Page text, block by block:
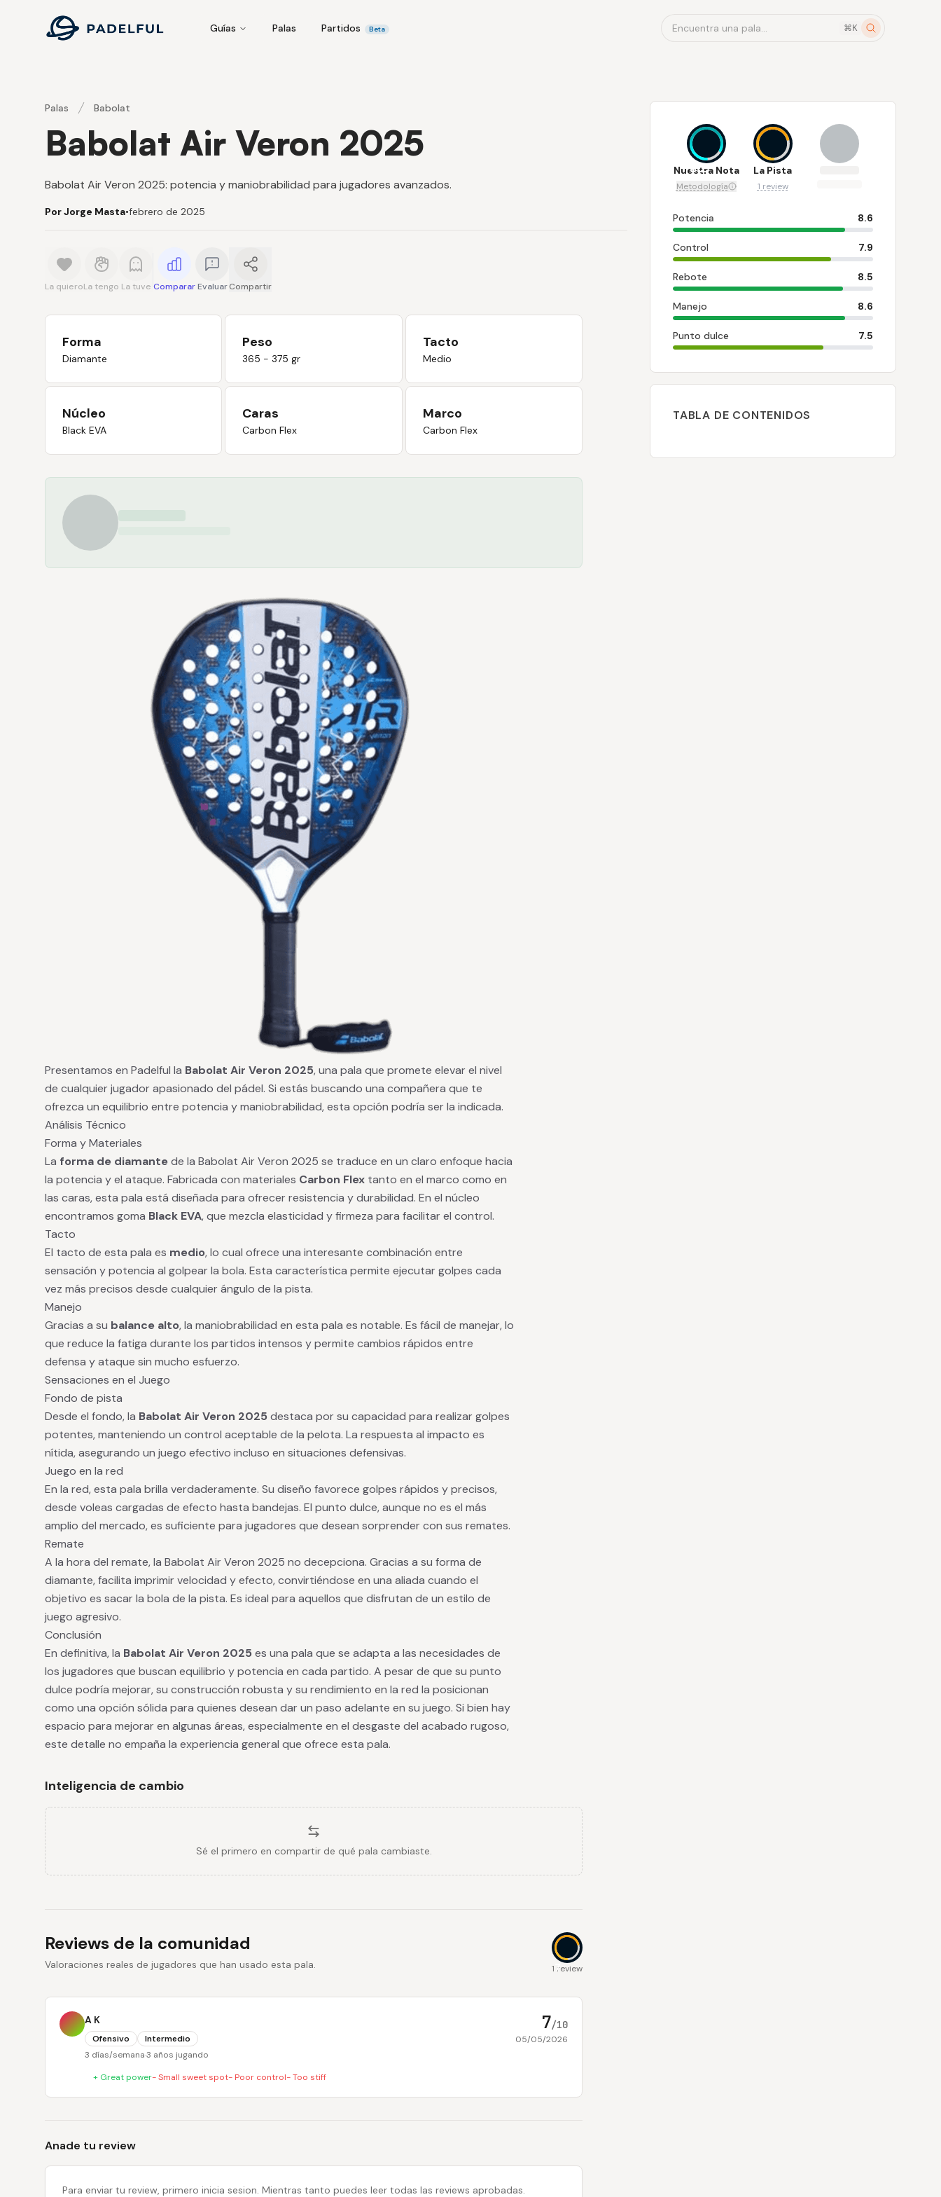
Padelful
Guías Palas Partidos Beta Encuentra una pala... ⌘K
Palas Babolat
Babolat Air Veron 2025
Babolat Air Veron 2025: potencia y maniobrabilidad para jugadores avanzados.
Por Jorge Masta•febrero de 2025
La quieroLa tengo La tuve CompararEvaluar Compartir
Forma
Diamante
Peso
365 - 375 gr
Tacto
Medio
Núcleo
Black EVA
Caras
Carbon Flex
Marco
Carbon Flex
Presentamos en Padelful la Babolat Air Veron 2025, una pala que promete elevar el nivel
de cualquier jugador apasionado del pádel. Si estás buscando una compañera que te
ofrezca un equilibrio entre potencia y maniobrabilidad, esta opción podría ser la indicada.
Análisis Técnico
Forma y Materiales
La forma de diamantede la Babolat Air Veron 2025 se traduce en un claro enfoque hacia
la potencia y el ataque. Fabricada con materiales Carbon Flex tanto en el marco como en
las caras, esta pala está diseñada para ofrecer resistencia y durabilidad. En el núcleo
encontramos goma Black EVA, que mezcla elasticidad y firmeza para facilitar el control.
Tacto
El tacto de esta pala es medio, lo cual ofrece una interesante combinación entre
sensación y potencia al golpear la bola. Esta característica permite ejecutar golpes cada
vez más precisos desde cualquier ángulo de la pista.
Manejo
Gracias a su balance alto, la maniobrabilidad en esta pala es notable. Es fácil de manejar, lo
que reduce la fatiga durante los partidos intensos y permite cambios rápidos entre
defensa y ataque sin mucho esfuerzo.
Sensaciones en el Juego
Fondo de pista
Desde el fondo, la Babolat Air Veron 2025 destaca por su capacidad para realizar golpes
potentes, manteniendo un control aceptable de la pelota. La respuesta al impacto es
nítida, asegurando un juego efectivo incluso en situaciones defensivas.
Juego en la red
En la red, esta pala brilla verdaderamente. Su diseño favorece golpes rápidos y precisos,
desde voleas cargadas de efecto hasta bandejas. El punto dulce, aunque no es el más
amplio del mercado, es suficiente para jugadores que desean sorprender con sus remates.
Remate
A la hora del remate, la Babolat Air Veron 2025 no decepciona. Gracias a su forma de
diamante, facilita imprimir velocidad y efecto, convirtiéndose en una aliada cuando el
objetivo es sacar la bola de la pista. Es ideal para aquellos que disfrutan de un estilo de
juego agresivo.
Conclusión
En definitiva, la Babolat Air Veron 2025 es una pala que se adapta a las necesidades de
los jugadores que buscan equilibrio y potencia en cada partido. A pesar de que su punto
dulce podría mejorar, su construcción robusta y su rendimiento en la red la posicionan
como una opción sólida para quienes desean dar un paso adelante en su juego. Si bien hay
espacio para mejorar en algunas áreas, especialmente en el desgaste del acabado rugoso,
este detalle no empaña la experiencia general que ofrece esta pala.
Inteligencia de cambio
Sé el primero en compartir de qué pala cambiaste.
Reviews de la comunidad
Valoraciones reales de jugadores que han usado esta pala. 7
1 review
A K
Ofensivo
Intermedio
3 días/semana·3 años jugando
7/10
05/05/2026
+ Great power-Small sweet spot- Poor control-Too stiff
Anade tu review
Para enviar tu review, primero inicia sesion. Mientras tanto puedes leer todas las reviews aprobadas.
8.2
Nuestra Nota
Metodología
7
La Pista
1 review
Potencia 8.6
Control 7.9
Rebote 8.5
Manejo 8.6
Punto dulce 7.5
TABLA DE CONTENIDOS